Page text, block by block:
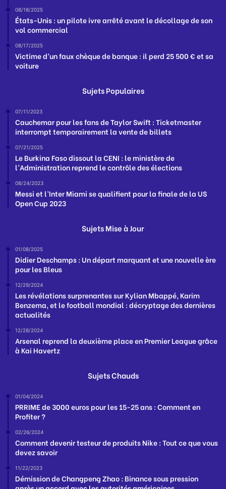
08/18/2025
États-Unis : un pilote ivre arrêté avant le décollage de son
vol commercial
08/17/2025
Victime d’un faux chèque de banque : il perd 25 500 € et sa
voiture
Sujets Populaires
07/11/2023
Cauchemar pour les fans de Taylor Swift : Ticketmaster
interrompt temporairement la vente de billets
07/21/2025
Le Burkina Faso dissout la CENI : le ministère de
l’Administration reprend le contrôle des élections
08/24/2023
Messi et l’Inter Miami se qualifient pour la finale de la US
Open Cup 2023
Sujets Mise à Jour
01/08/2025
Didier Deschamps : Un départ marquant et une nouvelle ère
pour les Bleus
12/29/2024
Les révélations surprenantes sur Kylian Mbappé, Karim
Benzema, et le football mondial : décryptage des dernières
actualités
12/28/2024
Arsenal reprend la deuxième place en Premier League grâce
à Kai Havertz
Sujets Chauds
01/04/2024
PRRIME de 3000 euros pour les 15-25 ans : Comment en
Profiter ?
02/26/2024
Comment devenir testeur de produits Nike : Tout ce que vous
devez savoir
11/22/2023
Démission de Changpeng Zhao : Binance sous pression